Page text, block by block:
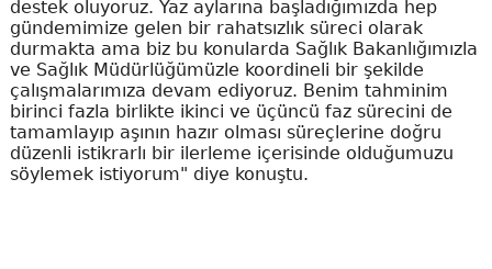
destek oluyoruz. Yaz aylarına başladığımızda hep
gündemimize gelen bir rahatsızlık süreci olarak
durmakta ama biz bu konularda Sağlık Bakanlığımızla
ve Sağlık Müdürlüğümüzle koordineli bir şekilde
çalışmalarımıza devam ediyoruz. Benim tahminim
birinci fazla birlikte ikinci ve üçüncü faz sürecini de
tamamlayıp aşının hazır olması süreçlerine doğru
düzenli istikrarlı bir ilerleme içerisinde olduğumuzu
söylemek istiyorum" diye konuştu.